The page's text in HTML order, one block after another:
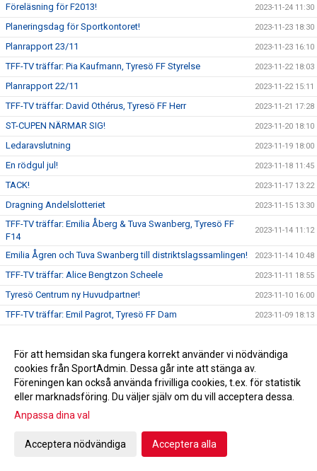
Föreläsning för F2013! 2023-11-24 11:30
Planeringsdag för Sportkontoret! 2023-11-23 18:30
Planrapport 23/11 2023-11-23 16:10
TFF-TV träffar: Pia Kaufmann, Tyresö FF Styrelse 2023-11-22 18:03
Planrapport 22/11 2023-11-22 15:11
TFF-TV träffar: David Othérus, Tyresö FF Herr 2023-11-21 17:28
ST-CUPEN NÄRMAR SIG! 2023-11-20 18:10
Ledaravslutning 2023-11-19 18:00
En rödgul jul! 2023-11-18 11:45
TACK! 2023-11-17 13:22
Dragning Andelslotteriet 2023-11-15 13:30
TFF-TV träffar: Emilia Åberg & Tuva Swanberg, Tyresö FF
F14
2023-11-14 11:12
Emilia Ågren och Tuva Swanberg till distriktslagssamlingen! 2023-11-14 10:48
TFF-TV träffar: Alice Bengtzon Scheele 2023-11-11 18:55
Tyresö Centrum ny Huvudpartner! 2023-11-10 16:00
TFF-TV träffar: Emil Pagrot, Tyresö FF Dam 2023-11-09 18:13
TFF-TV träffar: Adam Bergström, Tyresö FF P18 2023-11-08 11:00
Adam Bergström ny huvudtränare i P18! 2023-11-07 19:00
Ledarakademin närmar sig! 2023-11-07 16:41
Tyresö FF mot psykisk ohälsa!
Emil Pagrot ny huvudtränare för damlaget!
För att hemsidan ska fungera korrekt använder vi nödvändiga
cookies från SportAdmin. Dessa går inte att stänga av.
Föreningen kan också använda frivilliga cookies, t.ex. för statistik
eller marknadsföring. Du väljer själv om du vill acceptera dessa.
Anpassa dina val
Acceptera nödvändiga Acceptera alla